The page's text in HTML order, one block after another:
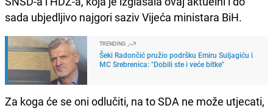
sada ubjedljivo najgori saziv Vijeća ministara BiH.
TRENDING
Šeki Radončić pružio podršku Emiru Suljagiću i
MC Srebrenica: "Dobili ste i veće bitke"
Za koga će se oni odlučiti, na to SDA ne može utjecati,